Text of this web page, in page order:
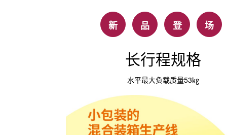
新 品 登 场
长行程规格
水平最大负载质量53㎏